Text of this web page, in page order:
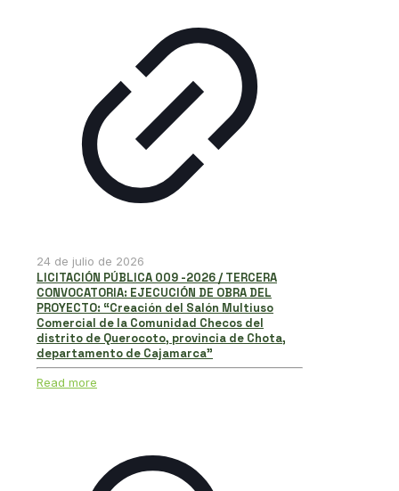
24 de julio de 2026
LICITACIÓN PÚBLICA 009 -2026 / TERCERA
CONVOCATORIA: EJECUCIÓN DE OBRA DEL
PROYECTO: “Creación del Salón Multiuso
Comercial de la Comunidad Checos del
distrito de Querocoto, provincia de Chota,
departamento de Cajamarca”
Read more